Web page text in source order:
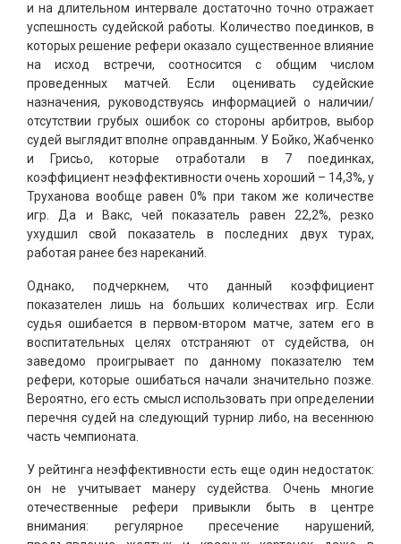
и на длительном интервале достаточно точно отражает
успешность судейской работы. Количество поединков, в
которых решение рефери оказало существенное влияние
на исход встречи, соотносится с общим числом
проведенных матчей. Если оценивать судейские
назначения, руководствуясь информацией о наличии/
отсутствии грубых ошибок со стороны арбитров, выбор
судей выглядит вполне оправданным. У Бойко, Жабченко
и Грисьо, которые отработали в 7 поединках,
коэффициент неэффективности очень хороший – 14,3%, у
Труханова вообще равен 0% при таком же количестве
игр. Да и Вакс, чей показатель равен 22,2%, резко
ухудшил свой показатель в последних двух турах,
работая ранее без нареканий.
Однако, подчеркнем, что данный коэффициент
показателен лишь на больших количествах игр. Если
судья ошибается в первом-втором матче, затем его в
воспитательных целях отстраняют от судейства, он
заведомо проигрывает по данному показателю тем
рефери, которые ошибаться начали значительно позже.
Вероятно, его есть смысл использовать при определении
перечня судей на следующий турнир либо, на весеннюю
часть чемпионата.
У рейтинга неэффективности есть еще один недостаток:
он не учитывает манеру судейства. Очень многие
отечественные рефери привыкли быть в центре
внимания: регулярное пресечение нарушений,